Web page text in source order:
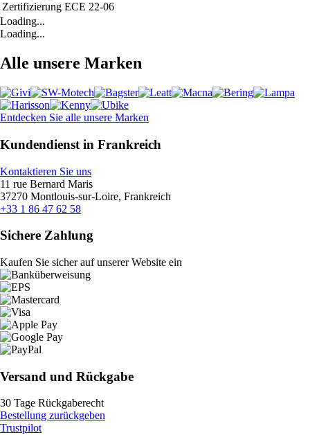
Zertifizierung ECE 22-06
Loading...
Loading...
Alle unsere Marken
Entdecken Sie alle unsere Marken
Kundendienst in Frankreich
Kontaktieren Sie uns
11 rue Bernard Maris
37270 Montlouis-sur-Loire, Frankreich
+33 1 86 47 62 58
Sichere Zahlung
Kaufen Sie sicher auf unserer Website ein
Versand und Rückgabe
30 Tage Rückgaberecht
Bestellung zurückgeben
Trustpilot